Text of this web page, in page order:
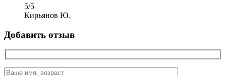
5/5
Кирьянов Ю.
Добавить отзыв